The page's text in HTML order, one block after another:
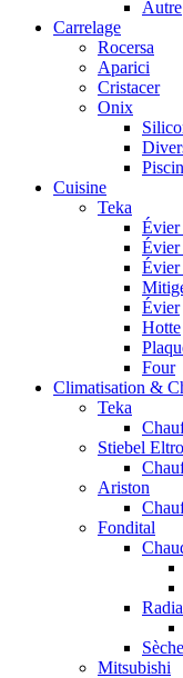
Autre
Carrelage
Rocersa
Aparici
Cristacer
Onix
Cuisine
Teka
Évier
Évier
Évier
Évier
Hotte
Four
Climatisation &
Teka
Stiebel
Ariston
Fondital
Mitsubishi